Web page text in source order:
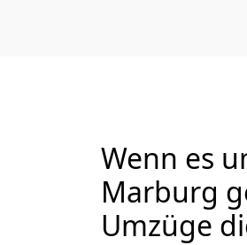
Wenn es
Marburg
Umzüge